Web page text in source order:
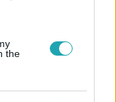
the
egy öttagú